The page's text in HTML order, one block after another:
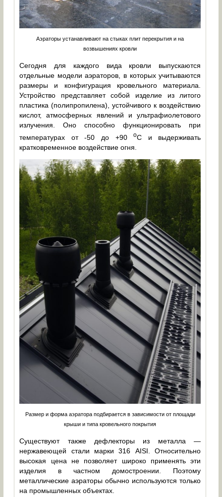
Аэраторы устанавливают на стыках плит перекрытия и на
возвышениях кровли
Сегодня для каждого вида кровли выпускаются
отдельные модели аэраторов, в которых учитываются
размеры и конфигурация кровельного материала.
Устройство представляет собой изделие из литого
пластика (полипропилена), устойчивого к воздействию
кислот, атмосферных явлений и ультрафиолетового
излучения. Оно способно функционировать при
температурах от -50 до +90оC и выдерживать
кратковременное воздействие огня.
Размер и форма аэратора подбирается в зависимости от площади
крыши и типа кровельного покрытия
Существуют также дефлекторы из металла —
нержавеющей стали марки 316 AISI. Относительно
высокая цена не позволяет широко применять эти
изделия в частном домостроении. Поэтому
металлические аэраторы обычно используются только
на промышленных объектах.